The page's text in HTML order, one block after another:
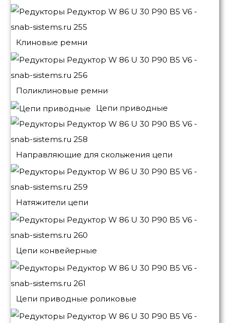
Клиновые ремни
Поликлиновые ремни
Цепи приводные
Направляющие для скольжения цепи
Натяжители цепи
Цепи конвейерные
Цепи приводные роликовые